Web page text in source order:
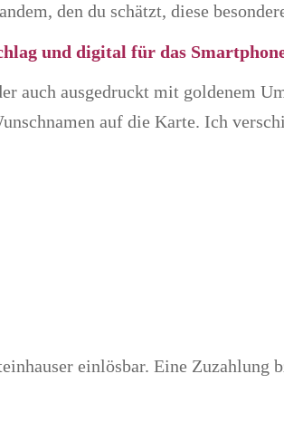
den du schätzt, diese
und digital für das
auch ausgedruckt mit goldenem
auf die Karte. Ich
einlösbar. Eine